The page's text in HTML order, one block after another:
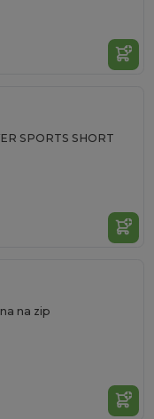
SPORTS SHORT
na zip